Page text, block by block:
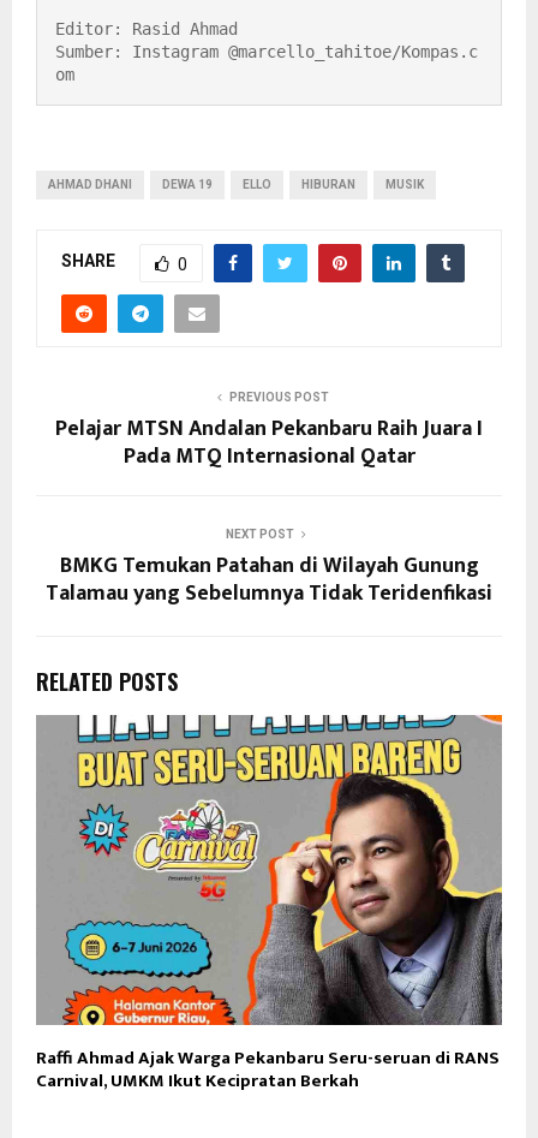
Editor: Rasid Ahmad
Sumber: Instagram @marcello_tahitoe/Kompas.c
om
AHMAD DHANI DEWA 19 ELLO HIBURAN MUSIK
SHARE 0
PREVIOUS POST
Pelajar MTSN Andalan Pekanbaru Raih Juara I
Pada MTQ Internasional Qatar
NEXT POST
BMKG Temukan Patahan di Wilayah Gunung
Talamau yang Sebelumnya Tidak Teridenfikasi
RELATED POSTS
Raffi Ahmad Ajak Warga Pekanbaru Seru-seruan di RANS
Carnival, UMKM Ikut Kecipratan Berkah